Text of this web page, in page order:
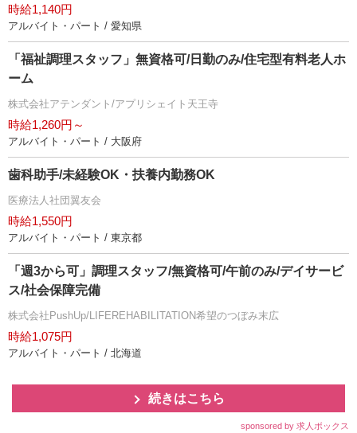
時給1,140円
アルバイト・パート / 愛知県
「福祉調理スタッフ」無資格可/日勤のみ/住宅型有料老人ホ
ーム
株式会社アテンダント/アプリシェイト天王寺
時給1,260円～
アルバイト・パート / 大阪府
歯科助手/未経験OK・扶養内勤務OK
医療法人社団翼友会
時給1,550円
アルバイト・パート / 東京都
「週3から可」調理スタッフ/無資格可/午前のみ/デイサービ
ス/社会保障完備
株式会社PushUp/LIFEREHABILITATION希望のつぼみ末広
時給1,075円
アルバイト・パート / 北海道
続きはこちら
sponsored by 求人ボックス